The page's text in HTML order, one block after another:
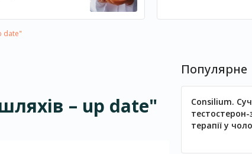
date"
– up date"
Популярне
Consilium.
тестостерон-
терапії у